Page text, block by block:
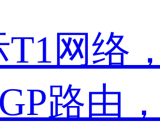
网络
路由